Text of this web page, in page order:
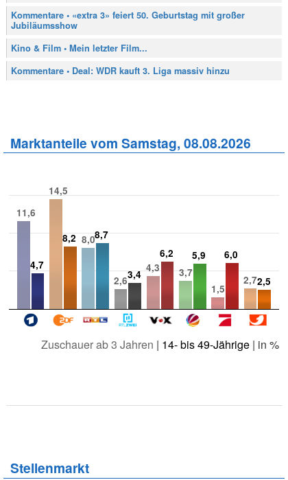
Kommentare • «extra 3» feiert 50. Geburtstag mit großer
Jubiläumsshow
Kino & Film • Mein letzter Film...
Kommentare • Deal: WDR kauft 3. Liga massiv hinzu
Marktanteile vom Samstag, 08.08.2026
11,6
14,5
8,0
2,6
4,3
3,7
1,5
2,7
4,7
8,2 8,7
3,4
6,2 5,9 6,0
2,5
Zuschauer ab 3 Jahren | 14- bis 49-Jährige| in %
Stellenmarkt